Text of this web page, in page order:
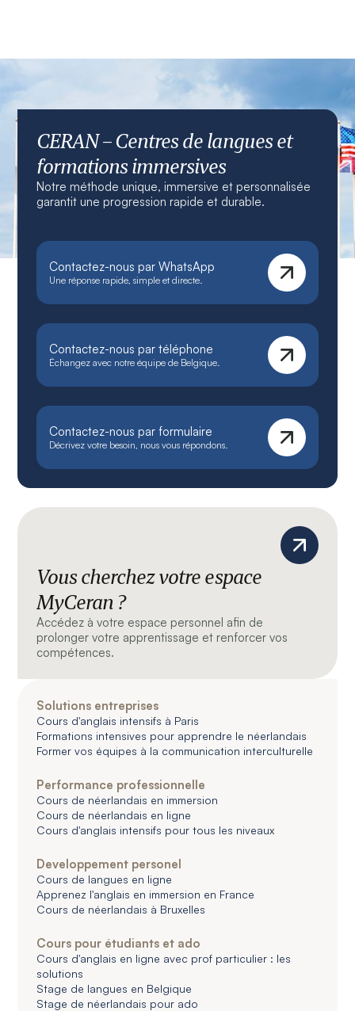
CERAN – Centres de langues et
formations immersives
Notre méthode unique, immersive et personnalisée
garantit une progression rapide et durable.
Contactez-nous par WhatsApp
Une réponse rapide, simple et directe.
Contactez-nous par téléphone
Échangez avec notre équipe de Belgique.
Contactez-nous par formulaire
Décrivez votre besoin, nous vous répondons.
Vous cherchez votre espace
MyCeran ?
Accédez à votre espace personnel afin de
prolonger votre apprentissage et renforcer vos
compétences.
Solutions entreprises
Cours d'anglais intensifs à Paris
Formations intensives pour apprendre le néerlandais
Former vos équipes à la communication interculturelle
Performance professionnelle
Cours de néerlandais en immersion
Cours de néerlandais en ligne
Cours d'anglais intensifs pour tous les niveaux
Developpement personel
Cours de langues en ligne
Apprenez l'anglais en immersion en France
Cours de néerlandais à Bruxelles
Cours pour étudiants et ado
Cours d'anglais en ligne avec prof particulier : les
solutions
Stage de langues en Belgique
Stage de néerlandais pour ado